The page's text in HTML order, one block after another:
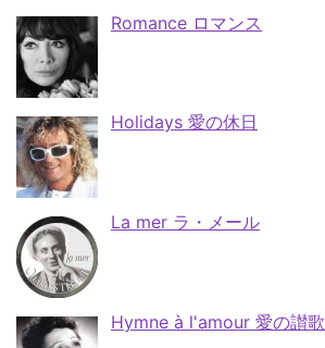
Romance ロマンス
Holidays 愛の休日
La mer ラ・メール
Hymne à l'amour 愛の讃歌